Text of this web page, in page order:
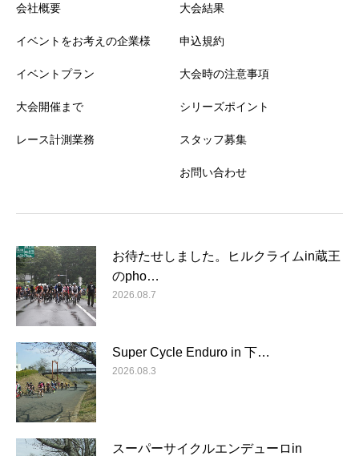
会社概要
イベントをお考えの企業様
イベントプラン
大会開催まで
レース計測業務
大会結果
申込規約
大会時の注意事項
シリーズポイント
スタッフ募集
お問い合わせ
お待たせしました。ヒルクライムin蔵王
のpho…
2026.08.7
Super Cycle Enduro in 下…
2026.08.3
スーパーサイクルエンデューロin